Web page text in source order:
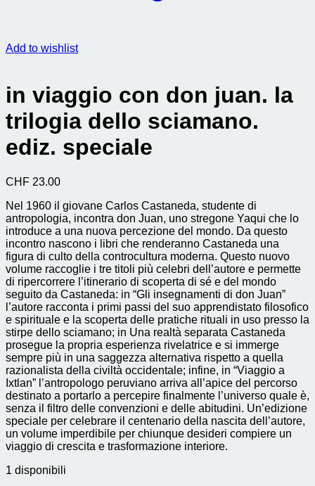
Add to wishlist
in viaggio con don juan. la
trilogia dello sciamano.
ediz. speciale
CHF 23.00
Nel 1960 il giovane Carlos Castaneda, studente di
antropologia, incontra don Juan, uno stregone Yaqui che lo
introduce a una nuova percezione del mondo. Da questo
incontro nascono i libri che renderanno Castaneda una
figura di culto della controcultura moderna. Questo nuovo
volume raccoglie i tre titoli più celebri dell’autore e permette
di ripercorrere l’itinerario di scoperta di sé e del mondo
seguito da Castaneda: in “Gli insegnamenti di don Juan”
l’autore racconta i primi passi del suo apprendistato filosofico
e spirituale e la scoperta delle pratiche rituali in uso presso la
stirpe dello sciamano; in Una realtà separata Castaneda
prosegue la propria esperienza rivelatrice e si immerge
sempre più in una saggezza alternativa rispetto a quella
razionalista della civiltà occidentale; infine, in “Viaggio a
Ixtlan” l’antropologo peruviano arriva all’apice del percorso
destinato a portarlo a percepire finalmente l’universo quale è,
senza il filtro delle convenzioni e delle abitudini. Un’edizione
speciale per celebrare il centenario della nascita dell’autore,
un volume imperdibile per chiunque desideri compiere un
viaggio di crescita e trasformazione interiore.
1 disponibili